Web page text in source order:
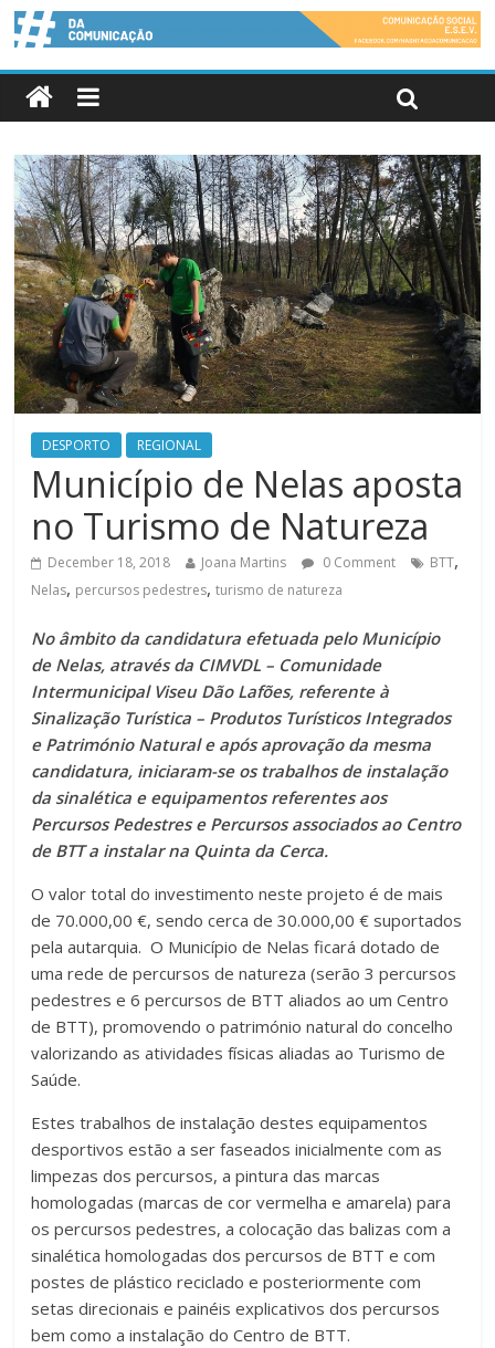
DESPORTO REGIONAL
Município de Nelas aposta
no Turismo de Natureza
December 18, 2018 Joana Martins 0 Comment BTT,
Nelas, percursos pedestres,turismo de natureza
No âmbito da candidatura efetuada pelo Município
de Nelas, através da CIMVDL – Comunidade
Intermunicipal Viseu Dão Lafões, referente à
Sinalização Turística – Produtos Turísticos Integrados
e Património Natural e após aprovação da mesma
candidatura, iniciaram-se os trabalhos de instalação
da sinalética e equipamentos referentes aos
Percursos Pedestres e Percursos associados ao Centro
de BTT a instalar na Quinta da Cerca.
O valor total do investimento neste projeto é de mais
de 70.000,00 €, sendo cerca de 30.000,00 € suportados
pela autarquia. O Município de Nelas ficará dotado de
uma rede de percursos de natureza (serão 3 percursos
pedestres e 6 percursos de BTT aliados ao um Centro
de BTT), promovendo o património natural do concelho
valorizando as atividades físicas aliadas ao Turismo de
Saúde.
Estes trabalhos de instalação destes equipamentos
desportivos estão a ser faseados inicialmente com as
limpezas dos percursos, a pintura das marcas
homologadas (marcas de cor vermelha e amarela) para
os percursos pedestres, a colocação das balizas com a
sinalética homologadas dos percursos de BTT e com
postes de plástico reciclado e posteriormente com
setas direcionais e painéis explicativos dos percursos
bem como a instalação do Centro de BTT.